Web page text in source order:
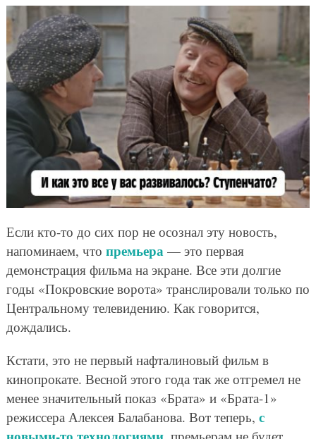
Если кто-то до сих пор не осознал эту новость,
напоминаем, что премьера — это первая
демонстрация фильма на экране. Все эти долгие
годы «Покровские ворота» транслировали только по
Центральному телевидению. Как говорится,
дождались.
Кстати, это не первый нафталиновый фильм в
кинопрокате. Весной этого года так же отгремел не
менее значительный показ «Брата» и «Брата-1»
режиссера Алексея Балабанова. Вот теперь, с